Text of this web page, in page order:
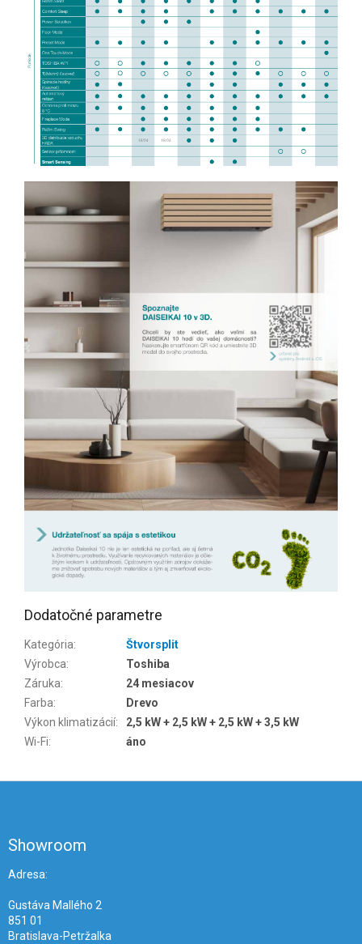
Dodatočné parametre
Kategória:
Štvorsplit
Výrobca:
Toshiba
Záruka:
24 mesiacov
Farba:
Drevo
Výkon klimatizácií:
2,5 kW + 2,5 kW + 2,5 kW + 3,5 kW
Wi-Fi: áno
Showroom
Adresa:
Gustáva Mallého 2
851 01
Bratislava-Petržalka